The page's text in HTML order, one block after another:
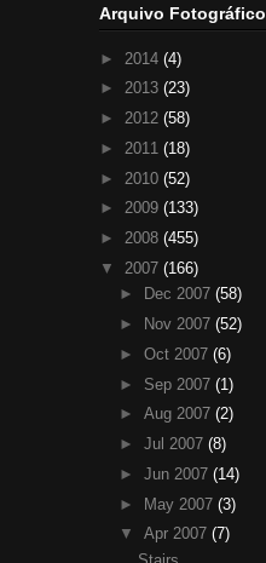
Arquivo Fotográfico
► 2014 (4)
► 2013 (23)
► 2012 (58)
► 2011 (18)
► 2010 (52)
► 2009 (133)
► 2008 (455)
▼ 2007 (166)
►
Dec 2007 (58)
►
Nov 2007 (52)
► Oct 2007 (6)
► Sep 2007 (1)
► Aug 2007 (2)
► Jul 2007 (8)
► Jun 2007 (14)
► May 2007 (3)
▼ Apr 2007 (7)